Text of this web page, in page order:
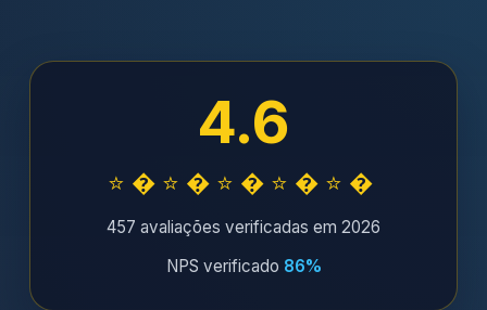
4.6
⭐�⭐�⭐�⭐�⭐�
457 avaliações verificadas em 2026
NPS verificado 86%